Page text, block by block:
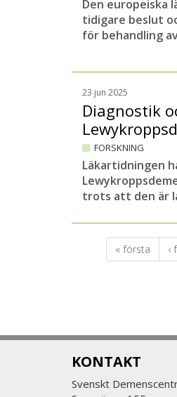
Den europeiska
tidigare beslut
för behandling
23 jun 2025
Diagnostik
FORSKNING
Läkartidningen
trots att den är
« första ‹
KONTAKT
Svenskt